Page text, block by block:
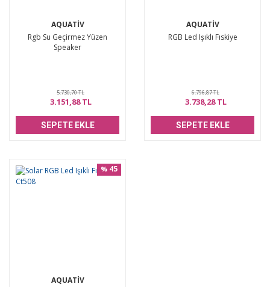
AQUATİV
Rgb Su Geçirmez Yüzen
Speaker
5.730,70 TL
3.151,88 TL
SEPETE EKLE
AQUATİV
RGB Led Işıklı Fıskiye
6.796,87 TL
3.738,28 TL
SEPETE EKLE
AQUATİV
% 45